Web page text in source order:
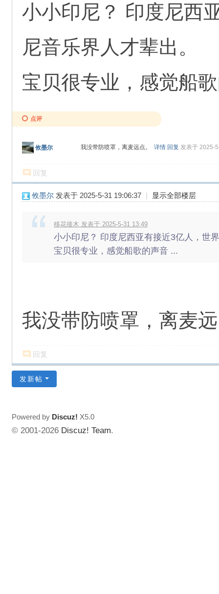
小小印尼？ 印度尼西
尼音乐界人才辈出。
宝贝很专业，感觉船
点评
攸墨尔 我没带防喷罩，离麦远点。 详情 回复 发表于 2025-
回复
攸墨尔 发表于 2025-5-31 19:06:37 | 显示全部楼层
移花接木 发表于 2025-5-31 13:49
小小印尼？ 印度尼西亚有接近3亿人，世
宝贝很专业，感觉船歌的声音 ...
我没带防喷罩，离麦
回复
发新帖
Powered by Discuz! X5.0
© 2001-2026 Discuz! Team.